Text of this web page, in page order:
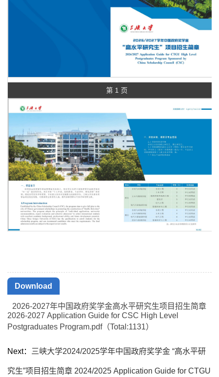
第 1 页
Download
2026-2027年中国政府奖学金高水平研究生项目招生简章
2026-2027 Application Guide for CSC High Level
Postgraduates Program.pdf（Total:1131）
Next： 三峡大学2024/2025学年中国政府奖学金 “高水平研
究生”项目招生简章 2024/2025 Application Guide for CTGU